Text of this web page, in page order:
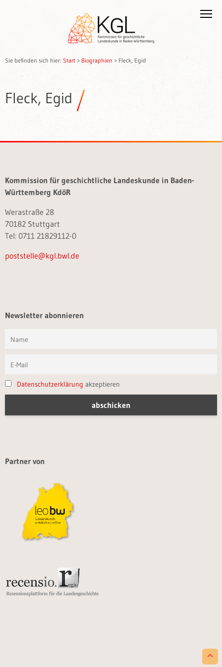
Sie befinden sich hier: Start > Biographien > Fleck, Egid
Fleck, Egid
Kommission für geschichtliche Landeskunde in Baden-
Württemberg KdöR
Werastraße 28
70182 Stuttgart
Tel: 0711 21829112-0
poststelle@kgl.bwl.de
Newsletter abonnieren
Datenschutzerklärung akzeptieren
Partner von